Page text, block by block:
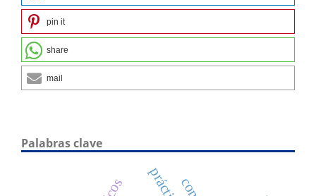
pin it
share
mail
Palabras clave